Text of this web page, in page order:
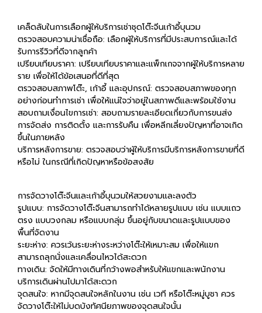
เคล็ดลับในการเลือกผู้ให้บริการเช่าชุดโต๊ะจีนเก้าอี้บุนวม
ตรวจสอบความน่าเชื่อถือ: เลือกผู้ให้บริการที่มีประสบการณ์และได้
รับการรีวิวที่ดีจากลูกค้า
เปรียบเทียบราคา: เปรียบเทียบราคาและแพ็กเกจจากผู้ให้บริการหลาย
ราย เพื่อให้ได้ข้อเสนอที่ดีที่สุด
ตรวจสอบสภาพโต๊ะ, เก้าอี้ และอุปกรณ์: ตรวจสอบสภาพของทุก
อย่างก่อนทำการเช่า เพื่อให้แน่ใจว่าอยู่ในสภาพดีและพร้อมใช้งาน
สอบถามเงื่อนไขการเช่า: สอบถามรายละเอียดเกี่ยวกับการขนส่ง
การจัดส่ง การติดตั้ง และการรับคืน เพื่อหลีกเลี่ยงปัญหาที่อาจเกิด
ขึ้นในภายหลัง
บริการหลังการขาย: ตรวจสอบว่าผู้ให้บริการมีบริการหลังการขายที่ดี
หรือไม่ ในกรณีที่เกิดปัญหาหรือข้อสงสัย
การจัดวางโต๊ะจีนและเก้าอี้บุนวมให้สวยงามและลงตัว
รูปแบบ: การจัดวางโต๊ะจีนสามารถทำได้หลายรูปแบบ เช่น แบบแถว
ตรง แบบวงกลม หรือแบบกลุ่ม ขึ้นอยู่กับขนาดและรูปแบบของ
พื้นที่จัดงาน
ระยะห่าง: ควรเว้นระยะห่างระหว่างโต๊ะให้เหมาะสม เพื่อให้แขก
สามารถลุกนั่งและเคลื่อนไหวได้สะดวก
ทางเดิน: จัดให้มีทางเดินที่กว้างพอสำหรับให้แขกและพนักงาน
บริการเดินผ่านไปมาได้สะดวก
จุดสนใจ: หากมีจุดสนใจหลักในงาน เช่น เวที หรือโต๊ะหมู่บูชา ควร
จัดวางโต๊ะให้ไม่บดบังทัศนียภาพของจุดสนใจนั้น